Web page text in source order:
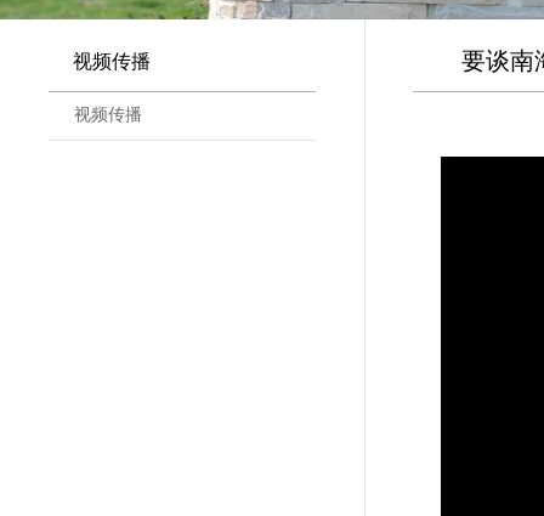
视频传播
视频传播
要谈南